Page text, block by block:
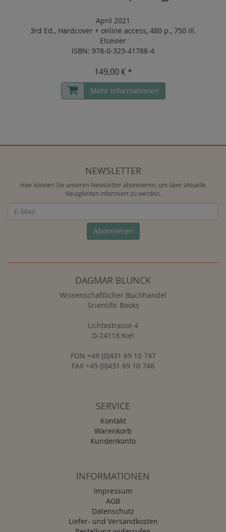
April 2021
3rd Ed., Hardcover+ online access, 480 p., 750 ill.
Elsevier
ISBN: 978-0-323-41788-4
149,00 € *
Mehr Informationen
NEWSLETTER
Hier können Sie unseren Newsletter abonnieren, um über aktuelle
Neuigkeiten informiert zu werden.
Abonnieren
DAGMAR BLUNCK
Wissenschaftlicher Buchhandel
Scientific Books
Lichtestrasse 4
D-24118 Kiel
FON +49 (0)431 69 10 747
FAX +49 (0)431 69 10 748
SERVICE
Kontakt
Warenkorb
Kundenkonto
INFORMATIONEN
Impressum
AGB
Datenschutz
Liefer- und Versandkosten